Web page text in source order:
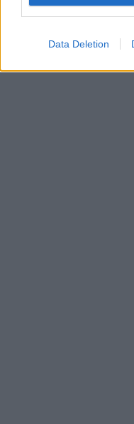
Data Deletion